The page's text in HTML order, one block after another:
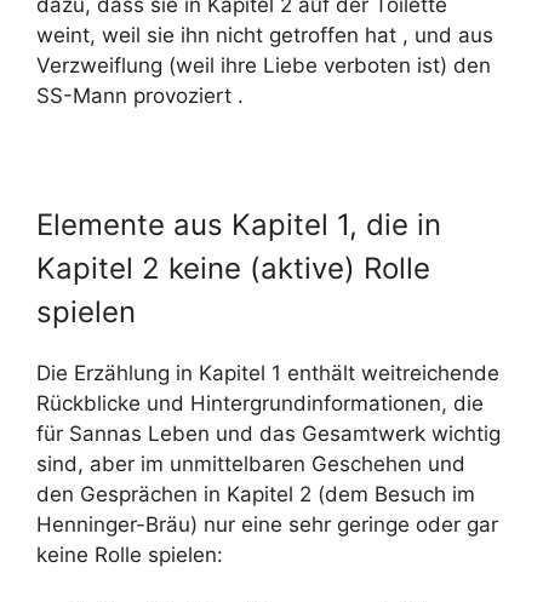
weint, weil sie ihn nicht getroffen hat , und aus
Verzweiflung (weil ihre Liebe verboten ist) den
SS-Mann provoziert .
Elemente aus Kapitel 1, die in
Kapitel 2 keine (aktive) Rolle
spielen
Die Erzählung in Kapitel 1 enthält weitreichende
Rückblicke und Hintergrundinformationen, die
für Sannas Leben und das Gesamtwerk wichtig
sind, aber im unmittelbaren Geschehen und
den Gesprächen in Kapitel 2 (dem Besuch im
Henninger-Bräu) nur eine sehr geringe oder gar
keine Rolle spielen: